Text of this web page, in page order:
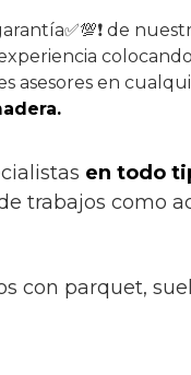
de
asesores en
en todo
trabajos como
con parquet,